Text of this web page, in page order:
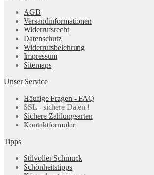
AGB
Versandinformationen
Widerrufsrecht
Datenschutz
Widerrufsbelehrung
Impressum
Sitemaps
Unser Service
Häufige Fragen - FAQ
SSL - sichere Daten !
Sichere Zahlungsarten
Kontaktformular
Tipps
Stilvoller Schmuck
Schönheitstipps